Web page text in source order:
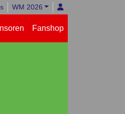
WM 2026
Fanshop